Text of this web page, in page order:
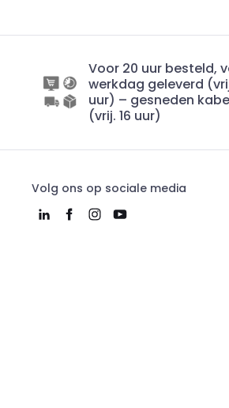
Voor 20 uur besteld,
werkdag geleverd
uur) – gesneden
(vrij. 16 uur)
Volg ons op sociale media